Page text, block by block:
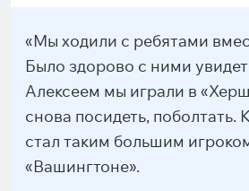
«Мы ходили с ребятами
Было здорово с ними
Алексеем мы играли в
снова посидеть, поболтать.
стал таким большим
«Вашингтоне».